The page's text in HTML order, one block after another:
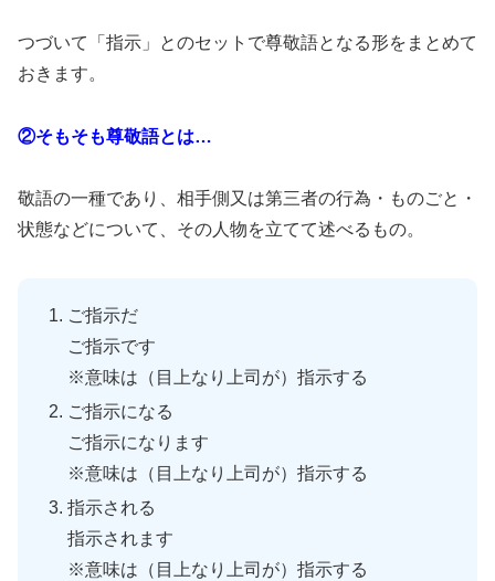
つづいて「指示」とのセットで尊敬語となる形をまとめて
おきます。
②そもそも尊敬語とは…
敬語の一種であり、相手側又は第三者の行為・ものごと・
状態などについて、その人物を立てて述べるもの。
ご指示だ
ご指示です
※意味は（目上なり上司が）指示する
ご指示になる
ご指示になります
※意味は（目上なり上司が）指示する
指示される
指示されます
※意味は（目上なり上司が）指示する